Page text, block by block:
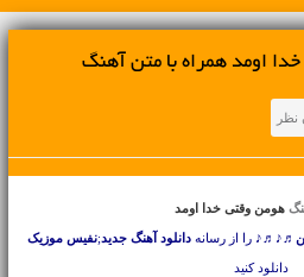
اومد همراه با متن آهنگ
نظر
هومن وقتی خدا اومد
♬♪♬♪ را از رسانهدانلود آهنگ جدید;نفیس موزیک
دانلود کنید